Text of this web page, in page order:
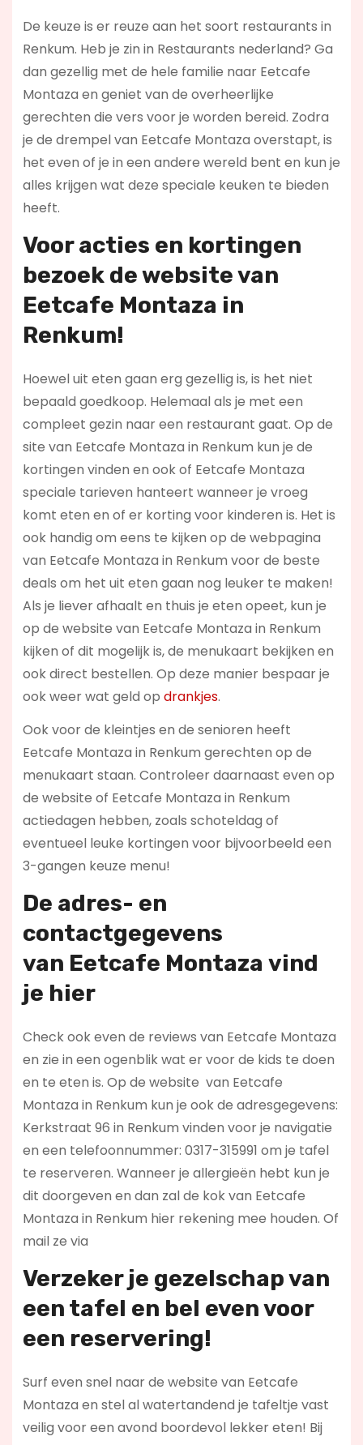
De keuze is er reuze aan het soort restaurants in
Renkum. Heb je zin in Restaurants nederland? Ga
dan gezellig met de hele familie naar Eetcafe
Montaza en geniet van de overheerlijke
gerechten die vers voor je worden bereid. Zodra
je de drempel van Eetcafe Montaza overstapt, is
het even of je in een andere wereld bent en kun je
alles krijgen wat deze speciale keuken te bieden
heeft.
Voor acties en kortingen
bezoek de website van
Eetcafe Montaza in
Renkum!
Hoewel uit eten gaan erg gezellig is, is het niet
bepaald goedkoop. Helemaal als je met een
compleet gezin naar een restaurant gaat. Op de
site van Eetcafe Montaza in Renkum kun je de
kortingen vinden en ook of Eetcafe Montaza
speciale tarieven hanteert wanneer je vroeg
komt eten en of er korting voor kinderen is. Het is
ook handig om eens te kijken op de webpagina
van Eetcafe Montaza in Renkum voor de beste
deals om het uit eten gaan nog leuker te maken!
Als je liever afhaalt en thuis je eten opeet, kun je
op de website van Eetcafe Montaza in Renkum
kijken of dit mogelijk is, de menukaart bekijken en
ook direct bestellen. Op deze manier bespaar je
ook weer wat geld op drankjes.
Ook voor de kleintjes en de senioren heeft
Eetcafe Montaza in Renkum gerechten op de
menukaart staan. Controleer daarnaast even op
de website of Eetcafe Montaza in Renkum
actiedagen hebben, zoals schoteldag of
eventueel leuke kortingen voor bijvoorbeeld een
3-gangen keuze menu!
De adres- en
contactgegevens
van Eetcafe Montaza vind
je hier
Check ook even de reviews van Eetcafe Montaza
en zie in een ogenblik wat er voor de kids te doen
en te eten is. Op de website van Eetcafe
Montaza in Renkum kun je ook de adresgegevens:
Kerkstraat 96 in Renkum vinden voor je navigatie
en een telefoonnummer: 0317-315991 om je tafel
te reserveren. Wanneer je allergieën hebt kun je
dit doorgeven en dan zal de kok van Eetcafe
Montaza in Renkum hier rekening mee houden. Of
mail ze via
Verzeker je gezelschap van
een tafel en bel even voor
een reservering!
Surf even snel naar de website van Eetcafe
Montaza en stel al watertandend je tafeltje vast
veilig voor een avond boordevol lekker eten! Bij